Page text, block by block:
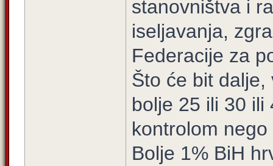
stanovništva i
iseljavanja,
Federacije za
Što će bit
bolje 25 ili 30 ili
kontrolom
Bolje 1% BiH